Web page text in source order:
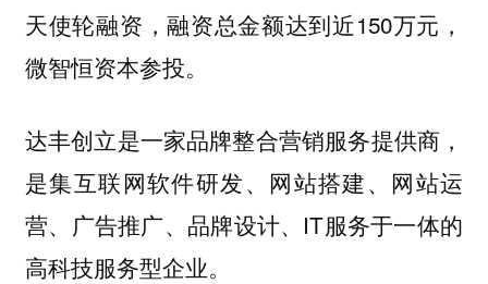
天使轮融资，融资总金额达到近150万元，
微智恒资本参投。
达丰创立是一家品牌整合营销服务提供商，
是集互联网软件研发、网站搭建、网站运
营、广告推广、品牌设计、IT服务于一体的
高科技服务型企业。